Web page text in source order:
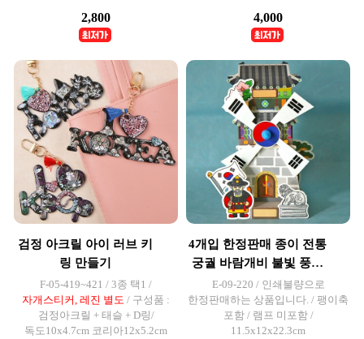
2,800 4,000
검정 아크릴 아이 러브 키
링 만들기
F-05-419~421 / 3종 택1 /
자개스티커, 레진 별도 / 구성품 :
검정아크릴 + 태슬 + D링/
독도10x4.7cm 코리아12x5.2cm
4개입 한정판매 종이 전통
궁궐 바람개비 불빛 풍차
만들기
E-09-220 / 인쇄불량으로
한정판매하는 상품입니다. / 팽이축
포함 / 램프 미포함 /
11.5x12x22.3cm